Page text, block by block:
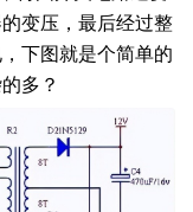
变压，最后经过整
下图就是个简单的
多？